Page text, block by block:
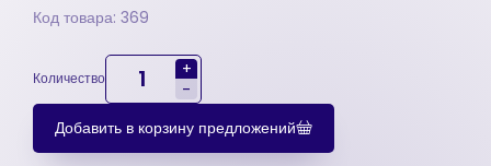
Код товара: 369
Количество
+
-
Добавить в корзину предложений